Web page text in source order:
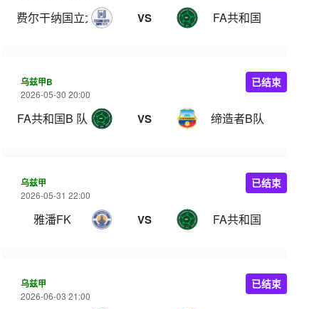
费尔干纳国立大学 VS FA共和国
乌兹甲B
2026-05-30 20:00
FA共和国B 队 VS 缔造者B队
已结束
乌兹甲
2026-05-31 22:00
雅潘FK VS FA共和国
已结束
乌兹甲
2026-06-03 21:00
已结束